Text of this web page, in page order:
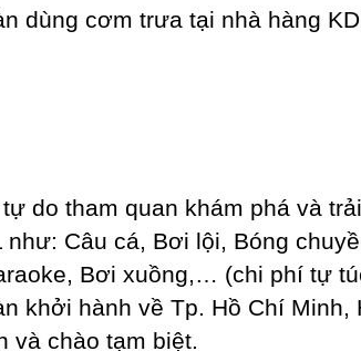
cơm trưa tại nhà hàng
do tham quan khám phá và
như: Câu cá, Bơi lội, Bóng
Bơi xuồng,… (chi phí tự
khởi hành về Tp. Hồ Chí Minh,
và chào tạm biệt.